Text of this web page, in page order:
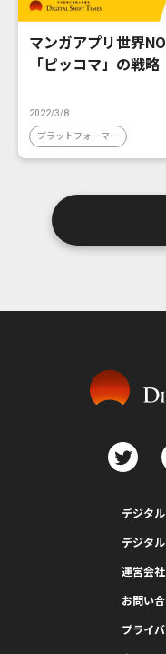
マンガアプリ世界
「ピッコマ」の戦略
2022/3/8
プラットフォーマー
デジタ
デジタ
運営会社
お問い
プライ